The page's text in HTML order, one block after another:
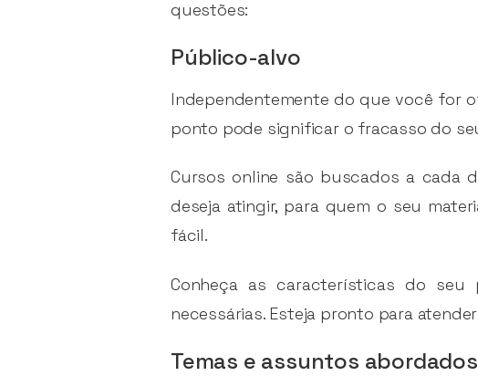
questões:
Público-alvo
Independentemente do que você for
ponto pode significar o fracasso do
Cursos online são buscados a cada
deseja atingir, para quem o seu
fácil.
Conheça as características do seu
necessárias. Esteja pronto para
Temas e assuntos abordados